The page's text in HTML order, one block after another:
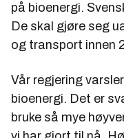
på bioenergi.
De skal gjøre seg
og transport innen
Vår regjering
bioenergi. Det er
bruke så mye